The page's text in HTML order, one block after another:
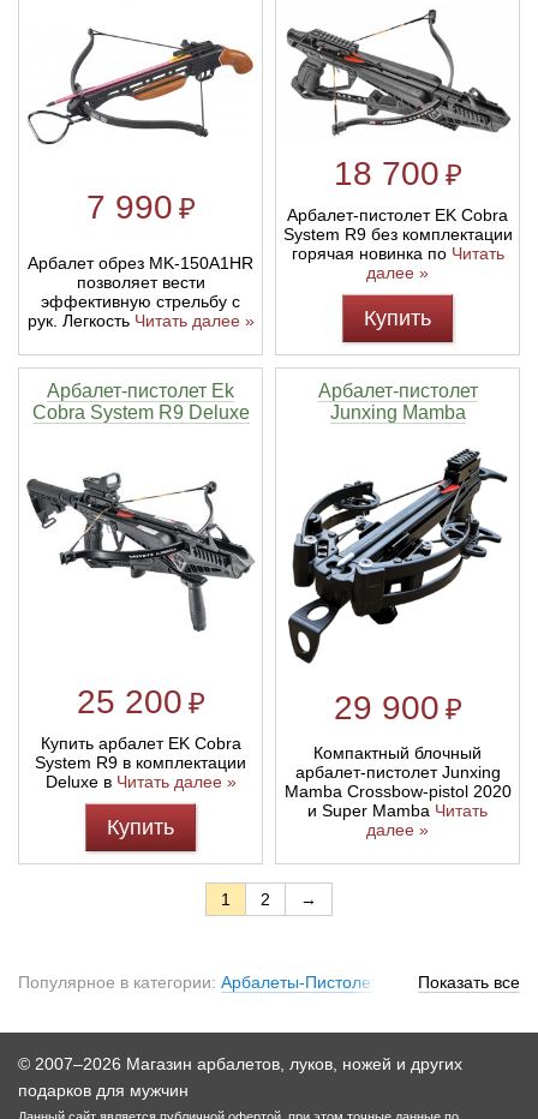
7 990 ₽
Арбалет обрез MK-150A1HR
позволяет вести
эффективную стрельбу с
рук. Легкость Читать далее »
18 700 ₽
Арбалет-пистолет EK Cobra
System R9 без комплектации
горячая новинка по Читать
далее »
Купить
Арбалет-пистолет Ek
Cobra System R9 Deluxe
25 200 ₽
Купить арбалет EK Cobra
System R9 в комплектации
Deluxe в Читать далее »
Купить
Арбалет-пистолет
Junxing Mamba
29 900 ₽
Компактный блочный
арбалет-пистолет Junxing
Mamba Crossbow-pistol 2020
и Super Mamba Читать
далее »
1 2 →
Популярное в категории: Арбалеты-Пистолеты Man KungПоказать все
© 2007–2026 Магазин арбалетов, луков, ножей и других
подарков для мужчин